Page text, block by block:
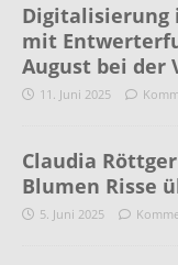
Digitalisierung
mit
August bei der
11. Juni 2025
Claudia
Blumen Risse
5. Juni 2025